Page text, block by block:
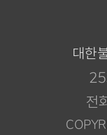
대한
전